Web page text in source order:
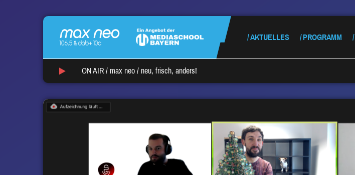
AKTUELLES PROGRAMM
ON AIR / max neo / neu, frisch, anders!